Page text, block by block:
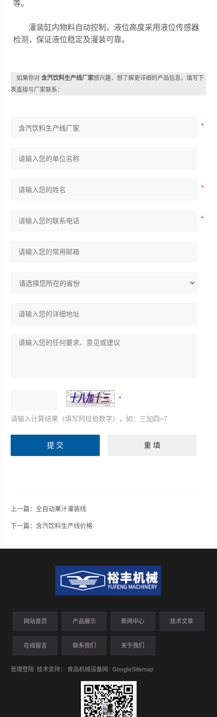
等。
灌装缸内物料自动控制，液位高度采用液位传感器
检测，保证液位稳定及灌装可靠。
如果你对含汽饮料生产线厂家感兴趣，想了解更详细的产品信息，填写下
表直接与厂家联系：
请输入计算结果（填写阿拉伯数字），如：三加四=7
上一篇：全自动果汁灌装线
下一篇：含汽饮料生产线价格
网站首页 产品展示 新闻中心 技术文章
在线留言 联系我们 关于我们
管理登陆 技术支持：食品机械设备网 GoogleSitemap